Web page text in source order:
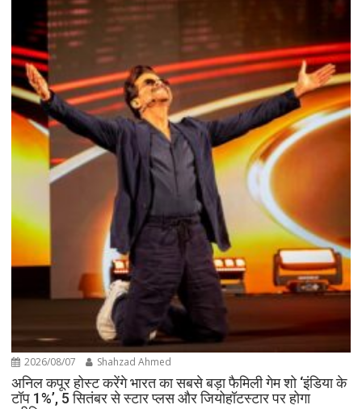
2026/08/07 Shahzad Ahmed
अनिल कपूर होस्ट करेंगे भारत का सबसे बड़ा फैमिली गेम शो ‘इंडिया के
टॉप 1%’, 5 सितंबर से स्टार प्लस और जियोहॉटस्टार पर होगा